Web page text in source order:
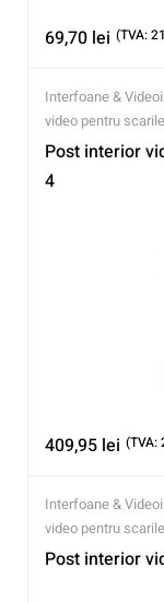
69,70 lei (TVA:
Interfoane &
video pentru
Post interior
4
409,95 lei (TVA:
Interfoane &
video pentru
Post interior